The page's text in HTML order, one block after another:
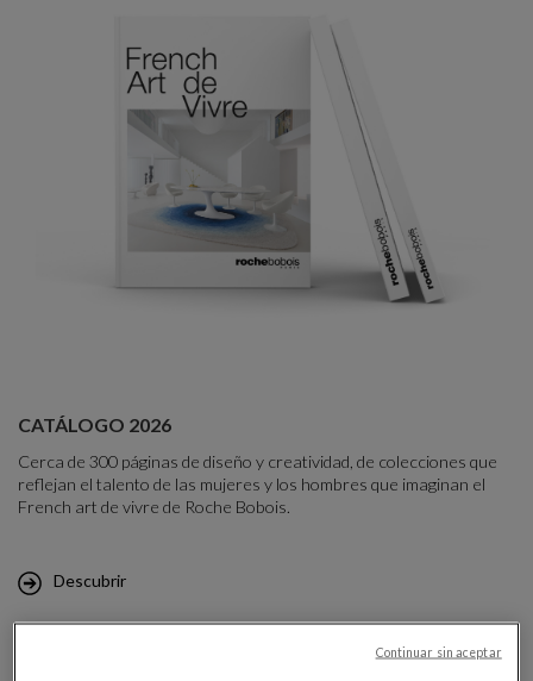
CATÁLOGO 2026
Cerca de 300 páginas de diseño y creatividad, de colecciones que
reflejan el talento de las mujeres y los hombres que imaginan el
French art de vivre de Roche Bobois.
Descubrir
Continuar sin aceptar